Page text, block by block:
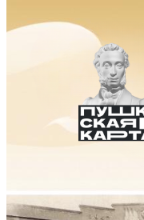
Студия
Коллективы
Народный
Поддержка
Участникам СВО
Коллегам
Контакты